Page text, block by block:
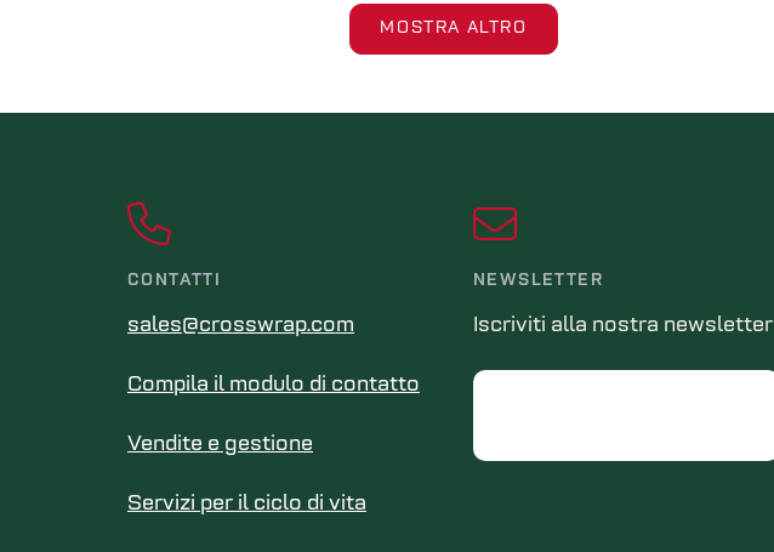
MOSTRA ALTRO
CONTATTI
sales@crosswrap.com
Compila il modulo di contatto
Vendite e gestione
Servizi per il ciclo di vita
NEWSLETTER
Iscriviti alla nostra newsletter
Email